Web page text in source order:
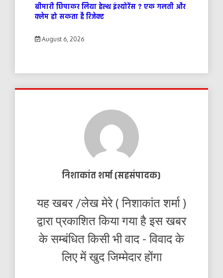
बीमारी छिपाकर लिया हेल्थ इंश्योरेंस ? एक गलती और
क्लेम हो सकता है रिजेक्ट
August 6, 2026
निशाकांत शर्मा (सहसंपादक)
यह खबर /लेख मेरे ( निशाकांत शर्मा )
द्वारा प्रकाशित किया गया है इस खबर
के सम्बंधित किसी भी वाद - विवाद के
लिए में खुद जिम्मेदार होंगा